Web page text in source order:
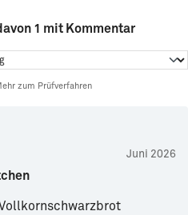
1 mit Kommentar
zum Prüfverfahren
Juni 2026